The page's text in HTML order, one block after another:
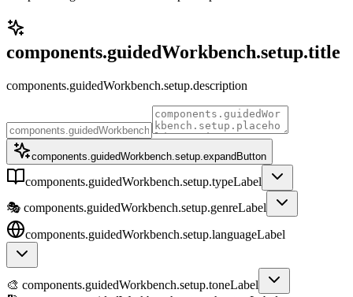
components.guidedWorkbench.setup.title
components.guidedWorkbench.setup.description
components.guidedWorkbench.setup.expandButton
components.guidedWorkbench.setup.typeLabel
🎭 components.guidedWorkbench.setup.genreLabel
components.guidedWorkbench.setup.languageLabel
🎨 components.guidedWorkbench.setup.toneLabel